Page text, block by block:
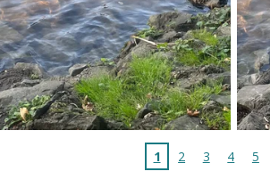
1 2 3 4 5